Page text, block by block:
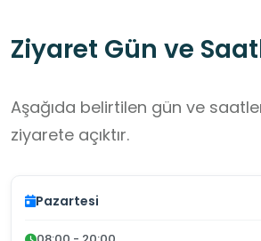
Ziyaret Gün ve
Aşağıda belirtilen gün ve
ziyarete açıktır.
Pazartesi